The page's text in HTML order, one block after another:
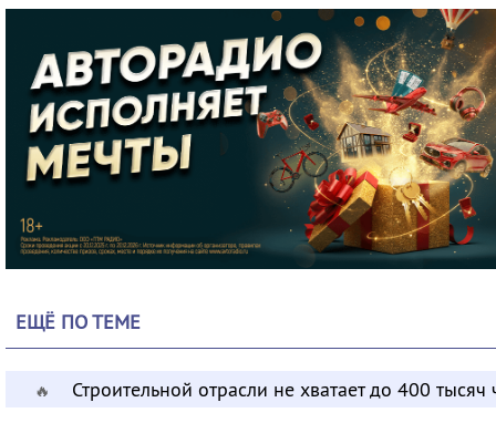
ЕЩЁ ПО ТЕМЕ
🔥 Строительной отрасли не хватает до 400 тысяч